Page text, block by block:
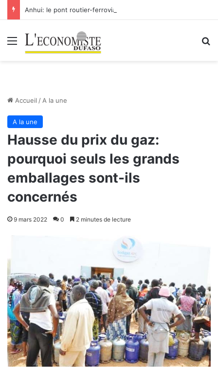
Menu
Accueil / A la une
A la une
Hausse du prix du gaz:
pourquoi seuls les grands
emballages sont-ils
concernés
9 mars 2022 0 2 minutes de lecture